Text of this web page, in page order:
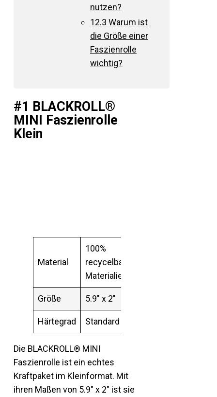
nutzen?
12.3 Warum ist
die Größe einer
Faszienrolle
wichtig?
#1 BLACKROLL®
MINI Faszienrolle
Klein
Material
100%
recycelbare
Materialien
Größe 5.9″ x 2″
Härtegrad Standard
Die BLACKROLL® MINI
Faszienrolle ist ein echtes
Kraftpaket im Kleinformat. Mit
ihren Maßen von 5.9″ x 2″ ist sie